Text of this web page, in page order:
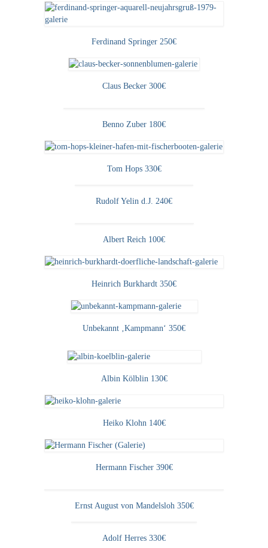
Ferdinand Springer 250€
Claus Becker 300€
Benno Zuber 180€
Tom Hops 330€
Rudolf Yelin d.J. 240€
Albert Reich 100€
Heinrich Burkhardt 350€
Unbekannt ‚Kampmann‘ 350€
Albin Kölblin 130€
Heiko Klohn 140€
Hermann Fischer 390€
Ernst August von Mandelsloh 350€
Adolf Herres 330€